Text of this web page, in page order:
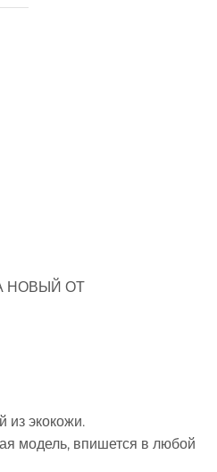
НОВЫЙ ОТ
из экокожи.
модель, впишется в любой